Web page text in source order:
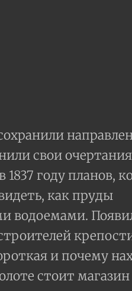
свои
году планов,
как пруды
водоемами.
и почему
стоит